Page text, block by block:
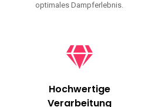
optimales Dampferlebnis.
Hochwertige
Verarbeitung